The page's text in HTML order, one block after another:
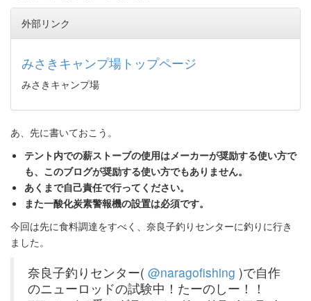
外部リンク
みさきキャンプ場トップページ
みさきキャンプ場
あ、先に書いておこう。
テント内での薪ストーブの使用はメーカーが奨励する使い方で
も、このブログが奨励する使い方でもありません。
あくまで自己責任で行ってください。
また一酸化炭素警報機の設置は必須です。
今回は先に食料調達をすべく、奈良子釣りセンターに釣りに行き
ました。
奈良子釣りセンター( @naragofishing )で自作
のニューロッドの試験中！たーのしー！！